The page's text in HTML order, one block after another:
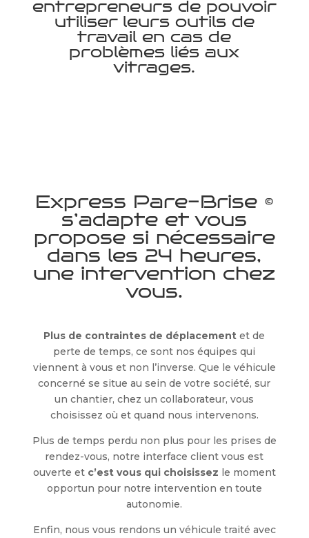
entrepreneurs de pouvoir
utiliser leurs outils de
travail en cas de
problèmes liés aux
vitrages.
Express Pare-Brise ©
s’adapte et vous
propose si nécessaire
dans les 24 heures,
une intervention chez
vous.
Plus de contraintes de déplacement et de
perte de temps, ce sont nos équipes qui
viennent à vous et non l’inverse. Que le véhicule
concerné se situe au sein de votre société, sur
un chantier, chez un collaborateur, vous
choisissez où et quand nous intervenons.
Plus de temps perdu non plus pour les prises de
rendez-vous, notre interface client vous est
ouverte et c’est vous qui choisissez le moment
opportun pour notre intervention en toute
autonomie.
Enfin, nous vous rendons un véhicule traité avec